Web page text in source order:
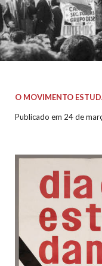
O MOVIMENTO
Publicado em 24 de